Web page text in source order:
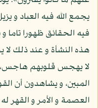
يجمع الله فيه العباد و
فيه الحقائق ظهورا تاما
هذه النشأة و عند ذلك
لا يهجس قلوبهم هاجس،
المبين، و يشاهدون أن
العصمة و الأمر و القهر